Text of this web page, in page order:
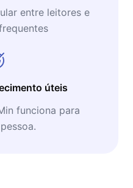
entre leitores e
úteis
funciona para